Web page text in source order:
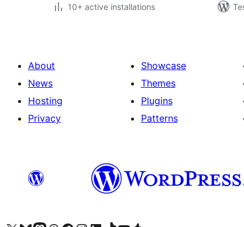
10+ active installations
About
News
Hosting
Privacy
Showcase
Themes
Plugins
Patterns